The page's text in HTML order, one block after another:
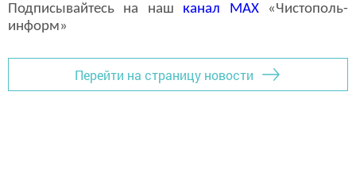
Подписывайтесь на наш канал MAX«Чистополь-
информ»
Перейти на страницу новости